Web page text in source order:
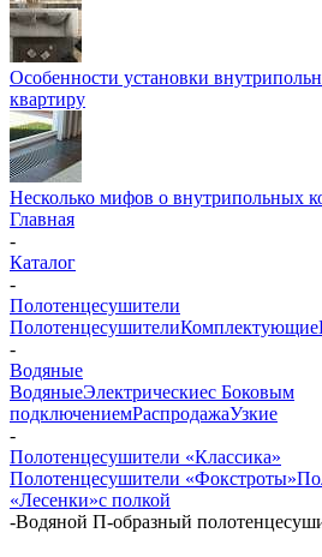
Особенности установки
квартиру
Несколько мифов о внутрипольных
Главная
-
Каталог
-
Полотенцесушители
ПолотенцесушителиКомплектующие
-
Водяные
ВодяныеЭлектрическиес Боковым
подключениемРаспродажаУзкие
-
Полотенцесушители «Классика»
Полотенцесушители «Фокстроты»
«Лесенки»с полкой
-Водяной П-образный